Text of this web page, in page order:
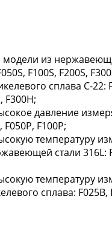
модели из
F100S, F200S,
сплава C-22:
F300H;
давление
F050Р, F100Р;
температуру
стали 316L:
температуру
сплава: F025В,